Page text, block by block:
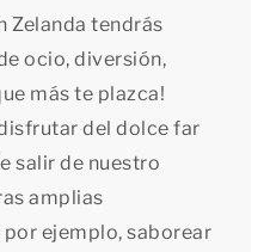
Zelanda tendrás
ocio, diversión,
más te plazca!
del dolce far
salir de nuestro
amplias
por ejemplo, saborear